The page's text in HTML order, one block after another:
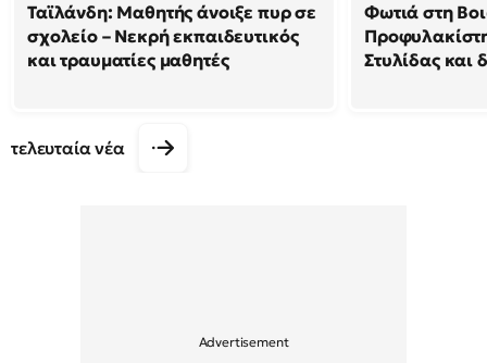
Ταϊλάνδη: Μαθητής άνοιξε πυρ σε
σχολείο – Νεκρή εκπαιδευτικός
και τραυματίες μαθητές
Φωτιά στη
Στυλίδας και
τελευταία νέα